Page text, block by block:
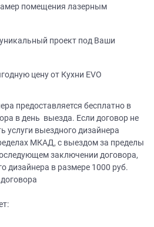
помещения лазерным
проект под Ваши
цену от Кухни EVO
предоставляется бесплатно в
в день выезда. Если договор не
услуги выездного дизайнера
МКАД, с выездом за пределы
заключении договора,
дизайнера в размере 1000 руб.
мебель не выходя из
данных, а также
персональных
программамив
условиях Политики
данных.
“Отправить”, вы